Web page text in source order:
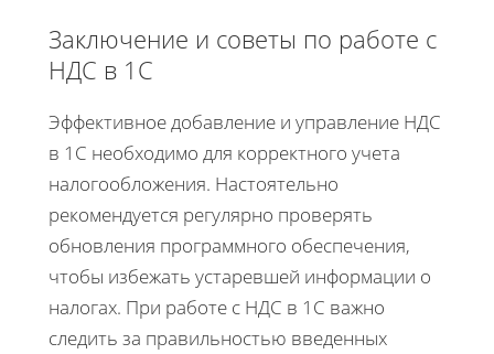
Заключение и советы по работе с
НДС в 1С
Эффективное добавление и управление НДС
в 1С необходимо для корректного учета
налогообложения. Настоятельно
рекомендуется регулярно проверять
обновления программного обеспечения,
чтобы избежать устаревшей информации о
налогах. При работе с НДС в 1С важно
следить за правильностью введенных